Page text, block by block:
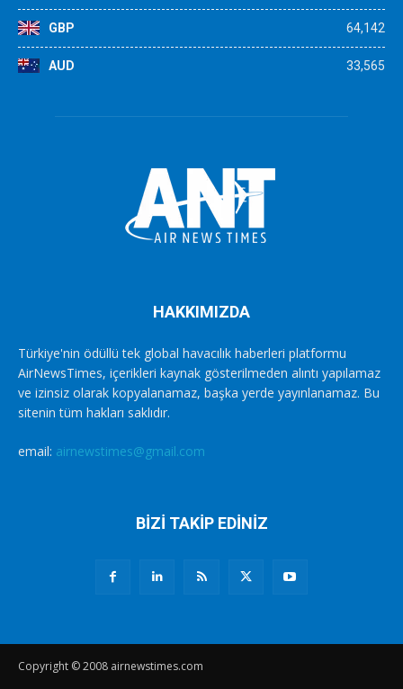
GBP 64,142
AUD 33,565
HAKKIMIZDA
Türkiye'nin ödüllü tek global havacılık haberleri platformu
AirNewsTimes, içerikleri kaynak gösterilmeden alıntı yapılamaz
ve izinsiz olarak kopyalanamaz, başka yerde yayınlanamaz. Bu
sitenin tüm hakları saklıdır.
email: airnewstimes@gmail.com
BİZİ TAKİP EDİNİZ
Copyright © 2008 airnewstimes.com